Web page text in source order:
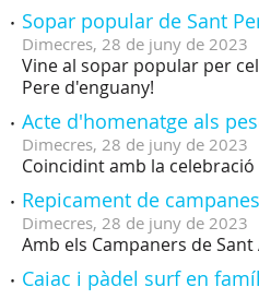
Sopar popular de Sant
Dimecres, 28 de juny de 2023
Vine al sopar popular per
Pere d'enguany!
Acte d'homenatge als
Dimecres, 28 de juny de 2023
Coincidint amb la
Repicament de
Dimecres, 28 de juny de 2023
Amb els Campaners de
Caiac i pàdel surf en